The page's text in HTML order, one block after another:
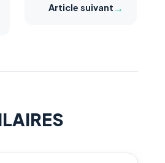
Article suivant →